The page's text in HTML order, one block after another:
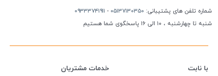
شماره تلفن های پشتیبانی: ۰۵۱۳۷۱۳۰۳۵۰ - ۰۹۳۳۳۷۴۱۹۱۱
شنبه تا چهارشنبه ، ۱۰ الی ۱۶ پاسخگوی شما هستیم
با نابت خدمات مشتریان